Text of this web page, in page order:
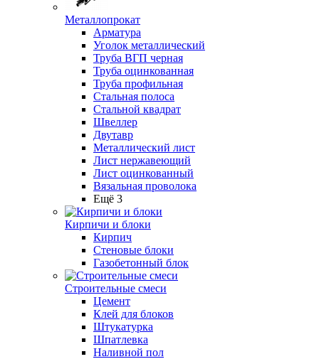
Металлопрокат
Арматура
Уголок металлический
Труба ВГП черная
Труба оцинкованная
Труба профильная
Стальная полоса
Стальной квадрат
Швеллер
Двутавр
Металлический лист
Лист нержавеющий
Лист оцинкованный
Вязальная проволока
Ещё 3
Кирпичи и блоки
Кирпич
Стеновые блоки
Газобетонный блок
Строительные смеси
Цемент
Клей для блоков
Штукатурка
Шпатлевка
Наливной пол